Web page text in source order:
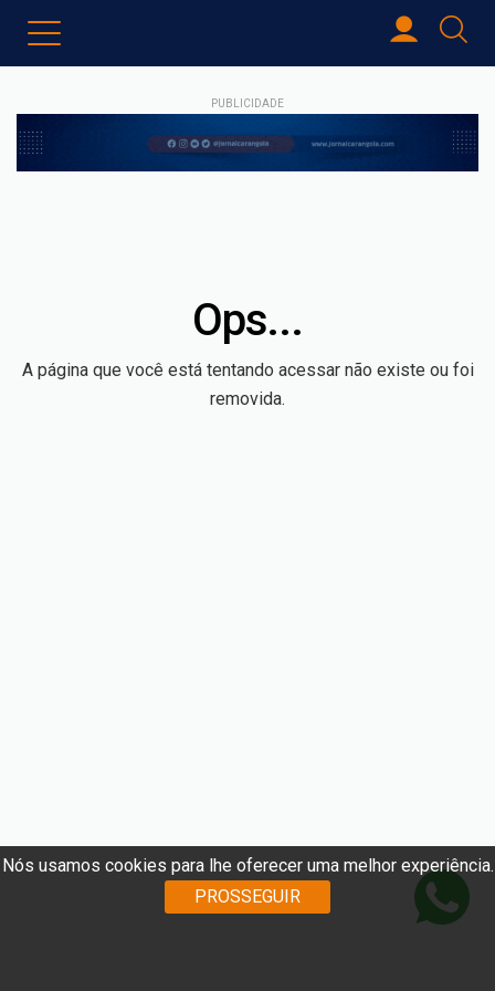
Nós usamos cookies para lhe oferecer uma melhor experiência.
PROSSEGUIR
PUBLICIDADE
Ops...
A página que você está tentando acessar não existe ou foi
removida.